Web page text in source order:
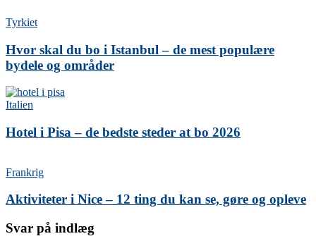
Tyrkiet
Hvor skal du bo i Istanbul – de mest populære
bydele og områder
Italien
Hotel i Pisa – de bedste steder at bo 2026
Frankrig
Aktiviteter i Nice – 12 ting du kan se, gøre og opleve
Svar på indlæg